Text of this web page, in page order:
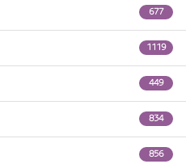
677
1119
449
834
856